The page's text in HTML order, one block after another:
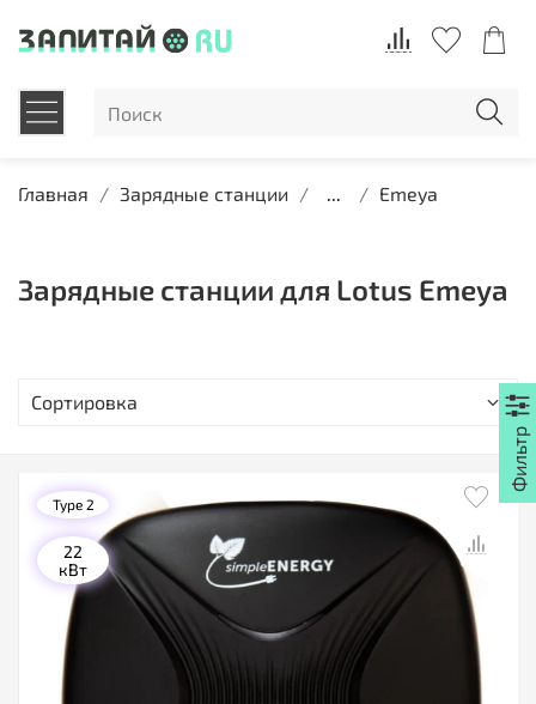
Главная Зарядные станции ... Emeya
Зарядные станции для Lotus Emeya
Type 2
22
кВт